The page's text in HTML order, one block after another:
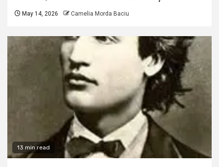
May 14, 2026 Camelia Morda Baciu
13 min read